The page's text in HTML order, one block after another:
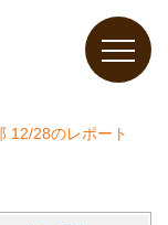
12/28のレポート